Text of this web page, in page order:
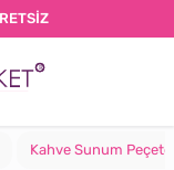
Kahve Sunum